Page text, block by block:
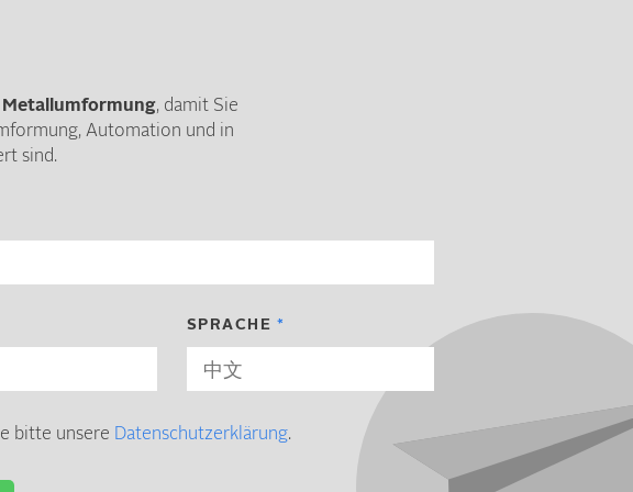
Metallumformung, damit Sie
Automation und in
sind.
SPRACHE
bitte unsere Datenschutzerklärung.